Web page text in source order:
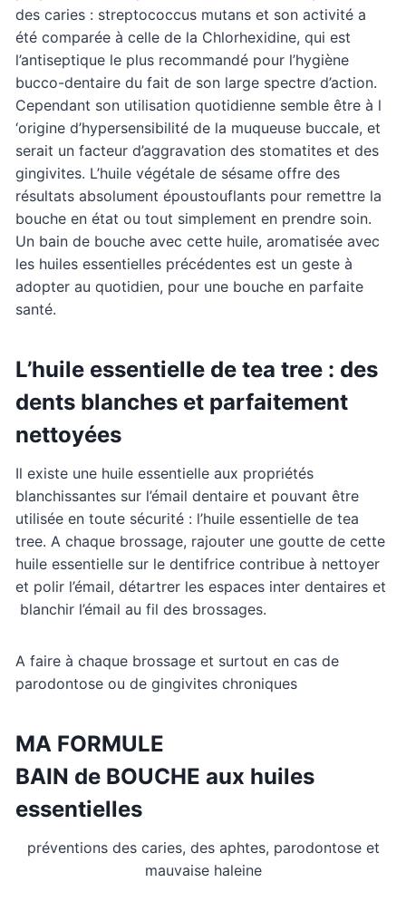
des caries : streptococcus mutans et son activité a
été comparée à celle de la Chlorhexidine, qui est
l’antiseptique le plus recommandé pour l’hygiène
bucco-dentaire du fait de son large spectre d’action.
Cependant son utilisation quotidienne semble être à l
‘origine d’hypersensibilité de la muqueuse buccale, et
serait un facteur d’aggravation des stomatites et des
gingivites. L’huile végétale de sésame offre des
résultats absolument époustouflants pour remettre la
bouche en état ou tout simplement en prendre soin.
Un bain de bouche avec cette huile, aromatisée avec
les huiles essentielles précédentes est un geste à
adopter au quotidien, pour une bouche en parfaite
santé.
L’huile essentielle de tea tree : des
dents blanches et parfaitement
nettoyées
Il existe une huile essentielle aux propriétés
blanchissantes sur l’émail dentaire et pouvant être
utilisée en toute sécurité : l’huile essentielle de tea
tree. A chaque brossage, rajouter une goutte de cette
huile essentielle sur le dentifrice contribue à nettoyer
et polir l’émail, détartrer les espaces inter dentaires et
blanchir l’émail au fil des brossages.
A faire à chaque brossage et surtout en cas de
parodontose ou de gingivites chroniques
MA FORMULE
BAIN de BOUCHE aux huiles
essentielles
préventions des caries, des aphtes, parodontose et
mauvaise haleine